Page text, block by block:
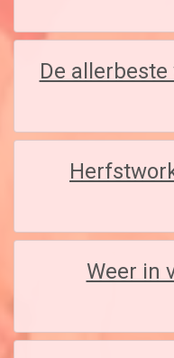
De allerbeste
Weer in